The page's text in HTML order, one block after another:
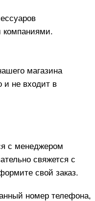
компаниями.
магазина
и не входит в
с менеджером
свяжется с
свой заказ.
номер телефона,